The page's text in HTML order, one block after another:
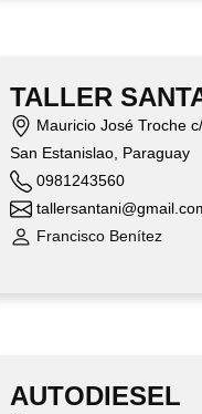
TALLER
Mauricio José Troche
San Estanislao, Paraguay
0981243560
Francisco Benítez
AUTODIESEL